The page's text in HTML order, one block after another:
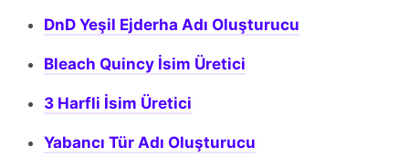
DnD Yeşil Ejderha Adı Oluşturucu
Bleach Quincy İsim Üretici
3 Harfli İsim Üretici
Yabancı Tür Adı Oluşturucu